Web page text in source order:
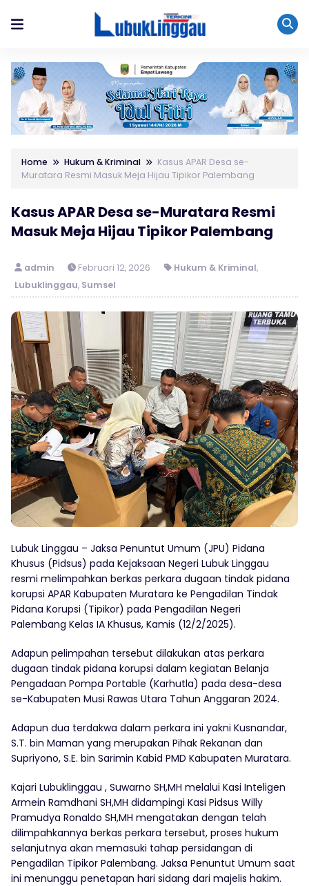
Home Hukum & Kriminal
Kasus APAR Desa se-
Muratara Resmi Masuk Meja Hijau Tipikor Palembang
Kasus APAR Desa se-Muratara Resmi
Masuk Meja Hijau Tipikor Palembang
admin Februari 12, 2026 Hukum & Kriminal,
Lubuklinggau, Sumsel
Lubuk Linggau – Jaksa Penuntut Umum (JPU) Pidana
Khusus (Pidsus) pada Kejaksaan Negeri Lubuk Linggau
resmi melimpahkan berkas perkara dugaan tindak pidana
korupsi APAR Kabupaten Muratara ke Pengadilan Tindak
Pidana Korupsi (Tipikor) pada Pengadilan Negeri
Palembang Kelas IA Khusus, Kamis (12/2/2025).
Adapun pelimpahan tersebut dilakukan atas perkara
dugaan tindak pidana korupsi dalam kegiatan Belanja
Pengadaan Pompa Portable (Karhutla) pada desa-desa
se-Kabupaten Musi Rawas Utara Tahun Anggaran 2024.
Adapun dua terdakwa dalam perkara ini yakni Kusnandar,
S.T. bin Maman yang merupakan Pihak Rekanan dan
Supriyono, S.E. bin Sarimin Kabid PMD Kabupaten Muratara.
Kajari Lubuklinggau , Suwarno SH,MH melalui Kasi Inteligen
Armein Ramdhani SH,MH didampingi Kasi Pidsus Willy
Pramudya Ronaldo SH,MH mengatakan dengan telah
dilimpahkannya berkas perkara tersebut, proses hukum
selanjutnya akan memasuki tahap persidangan di
Pengadilan Tipikor Palembang. Jaksa Penuntut Umum saat
ini menunggu penetapan hari sidang dari majelis hakim.